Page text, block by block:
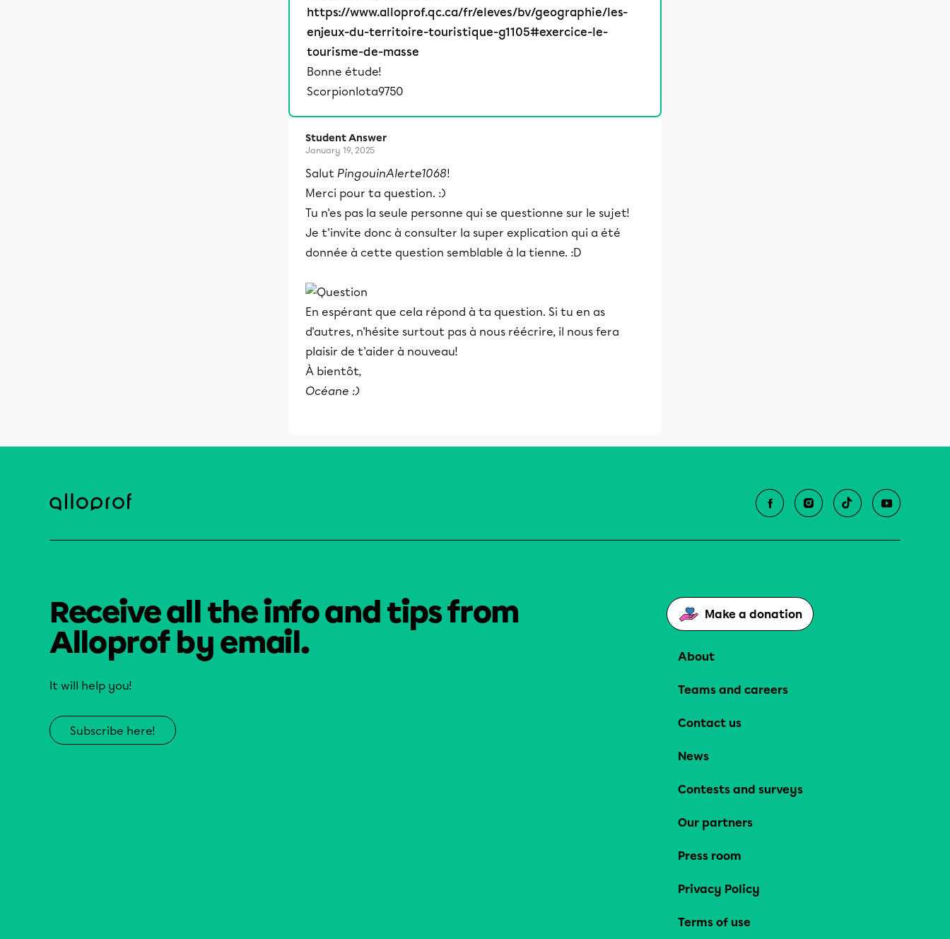
https://www.alloprof.qc.ca/fr/eleves/bv/geographie/les-
enjeux-du-territoire-touristique-g1105#exercice-le-
tourisme-de-masse
Bonne étude!
Scorpionlota9750
Student Answer
January 19, 2025
Salut PingouinAlerte1068!
Merci pour ta question. :)
Tu n'es pas la seule personne qui se questionne sur le sujet!
Je t'invite donc à consulter la super explication qui a été
donnée à cette question semblable à la tienne. :D
En espérant que cela répond à ta question. Si tu en as
d'autres, n'hésite surtout pas à nous réécrire, il nous fera
plaisir de t'aider à nouveau!
À bientôt,
Océane :)
Receive all the info and tips from
Alloprof by email.
It will help you!
Subscribe here!
Make a donation
About
Teams and careers
Contact us
News
Contests and surveys
Our partners
Press room
Privacy Policy
Terms of use